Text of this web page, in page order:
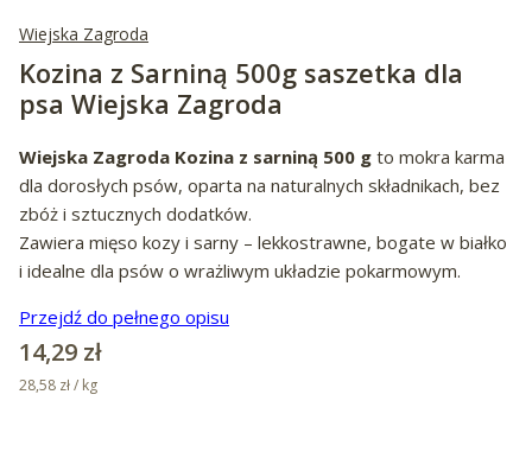
Wiejska Zagroda
Kozina z Sarniną 500g saszetka dla
psa Wiejska Zagroda
Wiejska Zagroda Kozina z sarniną 500 g to mokra karma
dla dorosłych psów, oparta na naturalnych składnikach, bez
zbóż i sztucznych dodatków.
Zawiera mięso kozy i sarny – lekkostrawne, bogate w białko
i idealne dla psów o wrażliwym układzie pokarmowym.
Przejdź do pełnego opisu
Cena
14,29 zł
28,58 zł / kg